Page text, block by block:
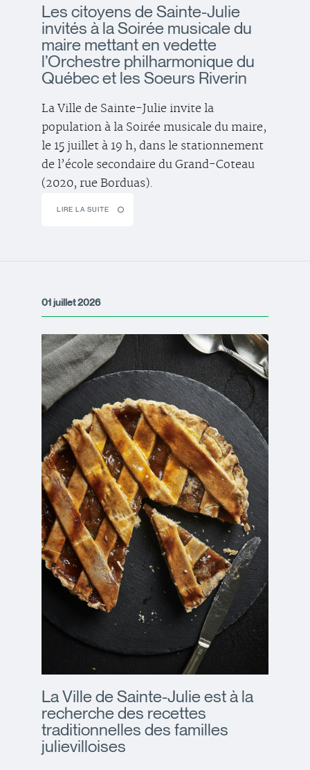
Les citoyens de Sainte-Julie
invités à la Soirée musicale du
maire mettant en vedette
l’Orchestre philharmonique du
Québec et les Soeurs Riverin
La Ville de Sainte-Julie invite la
population à la Soirée musicale du maire,
le 15 juillet à 19 h, dans le stationnement
de l’école secondaire du Grand-Coteau
(2020, rue Borduas).
LIRE LA SUITE
01 juillet 2026
La Ville de Sainte-Julie est à la
recherche des recettes
traditionnelles des familles
julievilloises